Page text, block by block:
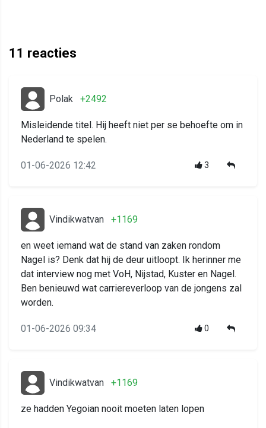
11 reacties
Polak +2492
Misleidende titel. Hij heeft niet per se behoefte om in
Nederland te spelen.
01-06-2026 12:42 3
Vindikwatvan +1169
en weet iemand wat de stand van zaken rondom
Nagel is? Denk dat hij de deur uitloopt. Ik herinner me
dat interview nog met VoH, Nijstad, Kuster en Nagel.
Ben benieuwd wat carriereverloop van de jongens zal
worden.
01-06-2026 09:34 0
Vindikwatvan +1169
ze hadden Yegoian nooit moeten laten lopen